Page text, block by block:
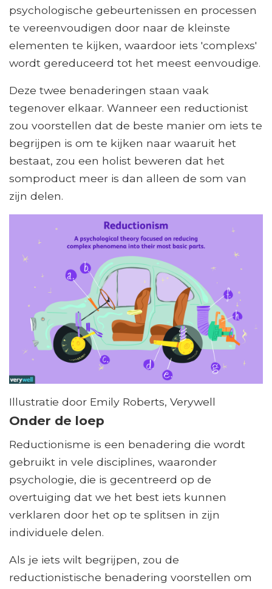
psychologische gebeurtenissen en processen
te vereenvoudigen door naar de kleinste
elementen te kijken, waardoor iets 'complexs'
wordt gereduceerd tot het meest eenvoudige.
Deze twee benaderingen staan ​​vaak
tegenover elkaar. Wanneer een reductionist
zou voorstellen dat de beste manier om iets te
begrijpen is om te kijken naar waaruit het
bestaat, zou een holist beweren dat het
somproduct meer is dan alleen de som van
zijn delen.
Illustratie door Emily Roberts, Verywell
Onder de loep
Reductionisme is een benadering die wordt
gebruikt in vele disciplines, waaronder
psychologie, die is gecentreerd op de
overtuiging dat we het best iets kunnen
verklaren door het op te splitsen in zijn
individuele delen.
Als je iets wilt begrijpen, zou de
reductionistische benadering voorstellen om